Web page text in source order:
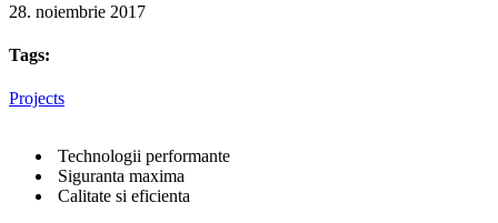
28. noiembrie 2017
Tags:
Projects
Technologii performante
Siguranta maxima
Calitate si eficienta